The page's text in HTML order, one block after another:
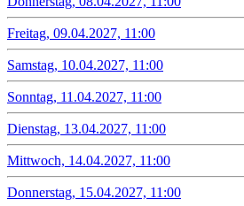
Freitag, 09.04.2027, 11:00
Samstag, 10.04.2027, 11:00
Sonntag, 11.04.2027, 11:00
Dienstag, 13.04.2027, 11:00
Mittwoch, 14.04.2027, 11:00
Donnerstag, 15.04.2027, 11:00